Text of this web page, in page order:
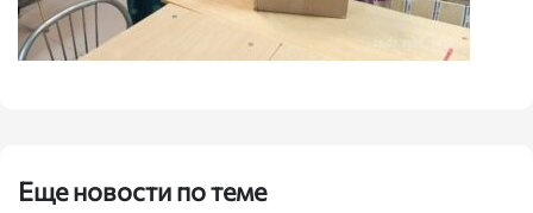
Еще новости по теме